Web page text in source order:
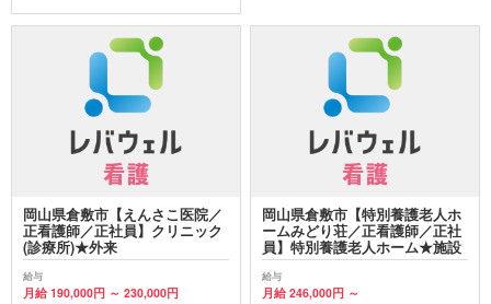
岡山県倉敷市【えんさこ医院／
正看護師／正社員】クリニック
(診療所)★外来
給与
月給 190,000円 ～ 230,000円
岡山県倉敷市【特別養護老人ホ
ームみどり荘／正看護師／正社
員】特別養護老人ホーム★施設
給与
月給 246,000円 ～